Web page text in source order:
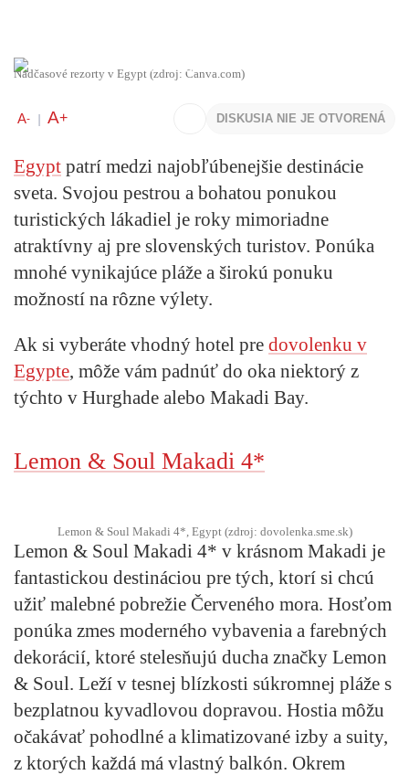
Nadčasové rezorty v Egypt (zdroj: Canva.com)
A- A+ DISKUSIA NIE JE OTVORENÁ
Egypt patrí medzi najobľúbenejšie destinácie
sveta. Svojou pestrou a bohatou ponukou
turistických lákadiel je roky mimoriadne
atraktívny aj pre slovenských turistov. Ponúka
mnohé vynikajúce pláže a širokú ponuku
možností na rôzne výlety.
Ak si vyberáte vhodný hotel pre dovolenku v
Egypte, môže vám padnúť do oka niektorý z
týchto v Hurghade alebo Makadi Bay.
Lemon & Soul Makadi 4*
Lemon & Soul Makadi 4*, Egypt (zdroj: dovolenka.sme.sk)
Lemon & Soul Makadi 4* v krásnom Makadi je
fantastickou destináciou pre tých, ktorí si chcú
užiť malebné pobrežie Červeného mora. Hosťom
ponúka zmes moderného vybavenia a farebných
dekorácií, ktoré stelesňujú ducha značky Lemon
& Soul. Leží v tesnej blízkosti súkromnej pláže s
bezplatnou kyvadlovou dopravou. Hostia môžu
očakávať pohodlné a klimatizované izby a suity,
z ktorých každá má vlastný balkón. Okrem